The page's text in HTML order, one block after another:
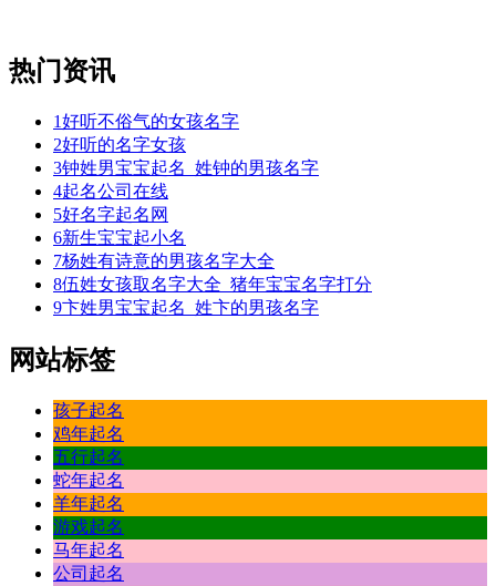
热门资讯
1好听不俗气的女孩名字
2好听的名字女孩
3钟姓男宝宝起名_姓钟的男孩名字
4起名公司在线
5好名字起名网
6新生宝宝起小名
7杨姓有诗意的男孩名字大全
8伍姓女孩取名字大全_猪年宝宝名字打分
9卞姓男宝宝起名_姓卞的男孩名字
网站标签
孩子起名
鸡年起名
五行起名
蛇年起名
羊年起名
游戏起名
马年起名
公司起名